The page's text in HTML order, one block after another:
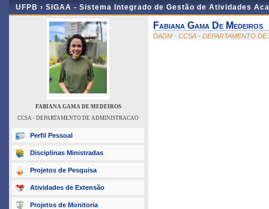
UFPB › SIGAA - Sistema Integrado de Gestão de Atividades
FABIANA GAMA DE MEDEIROS
CCSA - DEPARTAMENTO DE ADMINISTRACAO
Perfil Pessoal
Disciplinas Ministradas
Projetos de Pesquisa
Atividades de Extensão
Projetos de Monitoria
Fabiana Gama De Medeiros
DADM - CCSA - DEPARTAMENTO